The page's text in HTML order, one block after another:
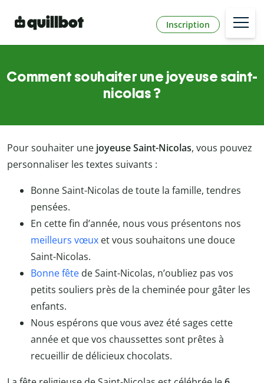
Inscription
Comment souhaiter une joyeuse saint-
nicolas ?
Pour souhaiter une joyeuse Saint-Nicolas, vous pouvez
personnaliser les textes suivants :
Bonne Saint-Nicolas de toute la famille, tendres
pensées.
En cette fin d’année, nous vous présentons nos
meilleurs vœux et vous souhaitons une douce
Saint-Nicolas.
Bonne fête de Saint-Nicolas, n’oubliez pas vos
petits souliers près de la cheminée pour gâter les
enfants.
Nous espérons que vous avez été sages cette
année et que vos chaussettes sont prêtes à
recueillir de délicieux chocolats.